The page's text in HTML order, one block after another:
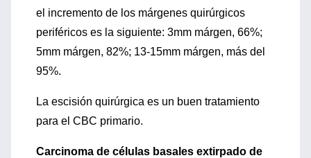
el incremento de los márgenes quirúrgicos
periféricos es la siguiente: 3mm márgen, 66%;
5mm márgen, 82%; 13-15mm márgen, más del
95%.
La escisión quirúrgica es un buen tratamiento
para el CBC primario.
Carcinoma de células basales extirpado de